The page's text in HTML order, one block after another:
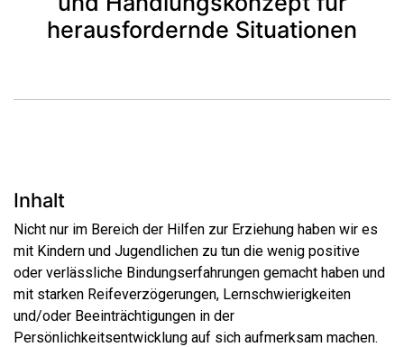
herausfordernde Situationen
Inhalt
Nicht nur im Bereich der Hilfen zur Erziehung haben wir es
mit Kindern und Jugendlichen zu tun die wenig positive
oder verlässliche Bindungserfahrungen gemacht haben und
mit starken Reifeverzögerungen, Lernschwierigkeiten
und/oder Beeinträchtigungen in der
Persönlichkeitsentwicklung auf sich aufmerksam machen.